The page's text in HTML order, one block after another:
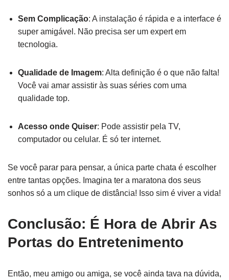
Sem Complicação: A instalação é rápida e a interface é
super amigável. Não precisa ser um expert em
tecnologia.
Qualidade de Imagem: Alta definição é o que não falta!
Você vai amar assistir às suas séries com uma
qualidade top.
Acesso onde Quiser: Pode assistir pela TV,
computador ou celular. É só ter internet.
Se você parar para pensar, a única parte chata é escolher
entre tantas opções. Imagina ter a maratona dos seus
sonhos só a um clique de distância! Isso sim é viver a vida!
Conclusão: É Hora de Abrir As
Portas do Entretenimento
Então, meu amigo ou amiga, se você ainda tava na dúvida,